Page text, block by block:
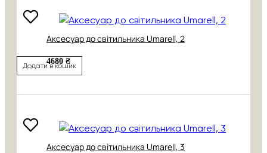
Аксесуар до світильника Umarell, 2
4680 ₴
Додати в кошик
Аксесуар до світильника Umarell, 3